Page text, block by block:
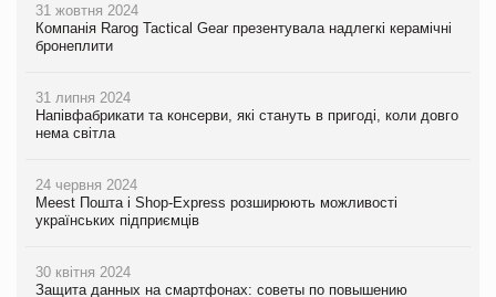
31 жовтня 2024
Компанія Rarog Tactical Gear презентувала надлегкі керамічні
бронеплити
31 липня 2024
Напівфабрикати та консерви, які стануть в пригоді, коли довго
нема світла
24 червня 2024
Meest Пошта і Shop-Express розширюють можливості
українських підприємців
30 квітня 2024
Защита данных на смартфонах: советы по повышению